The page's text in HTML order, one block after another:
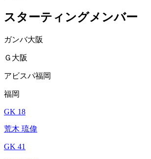
スターティングメンバー
ガンバ大阪
Ｇ大阪
アビスパ福岡
福岡
GK 18
荒木 琉偉
GK 41